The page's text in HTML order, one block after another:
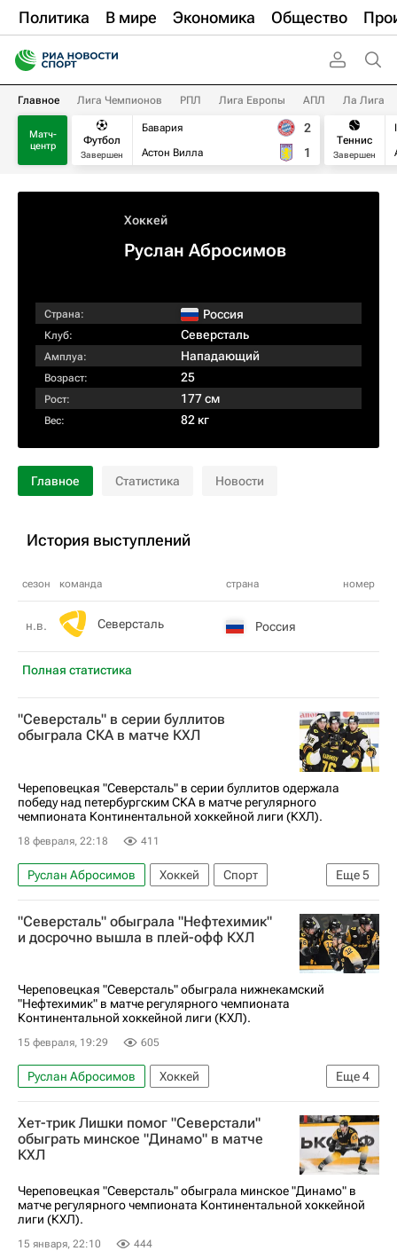
Политика В мире Экономика Общество
Главное Лига Чемпионов РПЛ Лига Европы АПЛ Ла Лига
Матч-
центр
Футбол
Завершен
Бавария
Астон Вилла
2
1
Теннис
Завершен
Хоккей
Руслан Абросимов
Страна: Россия
Клуб: Северсталь
Амплуа: Нападающий
Возраст: 25
Рост: 177 см
Вес: 82 кг
Главное Статистика Новости
История выступлений
сезон команда страна номер
Полная статистика
н.в. Северсталь Россия
"Северсталь" в серии буллитов
обыграла СКА в матче КХЛ
Череповецкая "Северсталь" в серии буллитов одержала
победу над петербургским СКА в матче регулярного
чемпионата Континентальной хоккейной лиги (КХЛ).
18 февраля, 22:18 411
Еще5
Руслан Абросимов Хоккей
Спорт
Николай Голдобин
Александр Скоренов
СКА (Санкт-Петербург)
Северсталь
"Северсталь" обыграла "Нефтехимик"
и досрочно вышла в плей-офф КХЛ
Череповецкая "Северсталь" обыграла нижнекамский
"Нефтехимик" в матче регулярного чемпионата
Континентальной хоккейной лиги (КХЛ).
15 февраля, 19:29 605
Еще4
Руслан Абросимов
Хоккей
Дамир Жафяров
Северсталь
Нефтехимик
КХЛ 2025-2026
Хет-трик Лишки помог "Северстали"
обыграть минское "Динамо" в матче
КХЛ
Череповецкая "Северсталь" обыграла минское "Динамо" в
матче регулярного чемпионата Континентальной хоккейной
лиги (КХЛ).
15 января, 22:10 444